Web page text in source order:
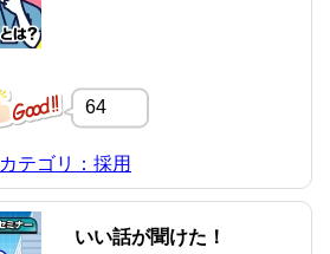
64
カテゴリ：採用
いい話が聞けた！